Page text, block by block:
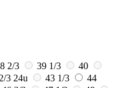
2/3 39 1/3
40
3 24u 43 1/3
44